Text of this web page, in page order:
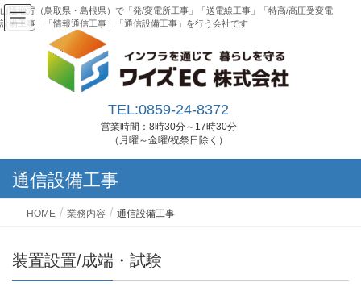
山陰地方（鳥取県・島根県）で「発/変電所工事」「送電線工事」「特高/高圧受変電
設備工事」「情報通信工事」「通信設備工事」を行う会社です
TEL:0859-24-8372
営業時間：8時30分～17時30分
（月曜～金曜/祝祭日除く）
通信設備工事
HOME 業務内容 通信設備工事
装置設置/成端・試験